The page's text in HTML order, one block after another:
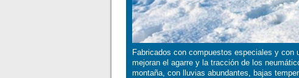
Fabricados con compuestos especiales y con
mejoran el agarre y la tracción de los
montaña, con lluvias abundantes, bajas